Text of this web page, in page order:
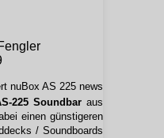
225 Soundbar aus
einen günstigeren
/ Soundboards